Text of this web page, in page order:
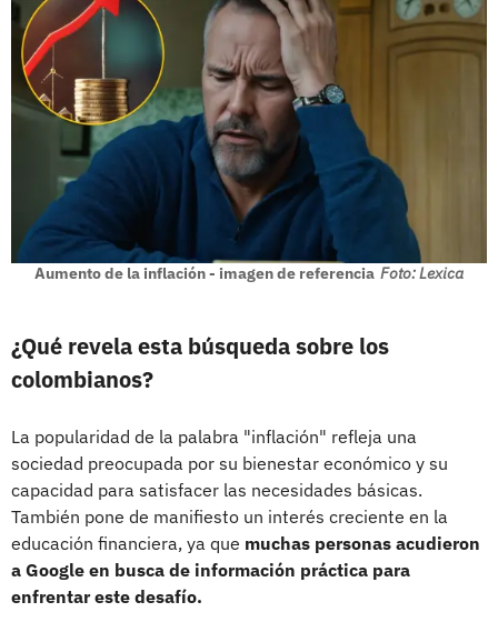
Aumento de la inflación - imagen de referencia Foto: Lexica
¿Qué revela esta búsqueda sobre los
colombianos?
La popularidad de la palabra "inflación" refleja una
sociedad preocupada por su bienestar económico y su
capacidad para satisfacer las necesidades básicas.
También pone de manifiesto un interés creciente en la
educación financiera, ya que muchas personas acudieron
a Google en busca de información práctica para
enfrentar este desafío.